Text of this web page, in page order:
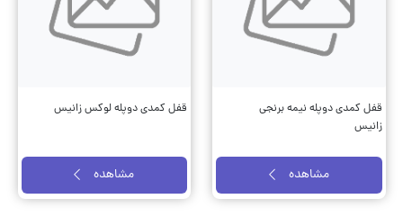
قفل کمدی دوپله نیمه برنجی
زانیس
مشاهده
قفل کمدی دوپله لوکس زانیس
مشاهده